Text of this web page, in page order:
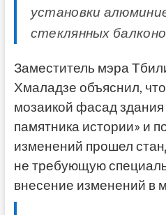
установки
стеклянных
Заместитель мэра
Хмаладзе объяснил,
мозаикой фасад здания
памятника истории» и
изменений прошел
не требующую
внесение изменений в